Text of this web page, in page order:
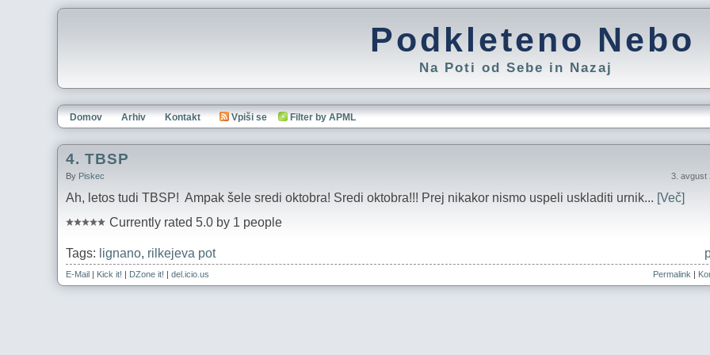
Podkleteno Nebo
Na Poti od Sebe in Nazaj
Domov Arhiv Kontakt Vpiši se Filter by APML
4. TBSP
By Piskec 3. avgust
Ah, letos tudi TBSP! Ampak šele sredi oktobra! Sredi oktobra!!! Prej nikakor nismo uspeli uskladiti urnik... [Več]
Currently rated 5.0 by 1 people
Tags: lignano, rilkejeva pot
E-Mail | Kick it! | DZone it! | del.icio.us Permalink |